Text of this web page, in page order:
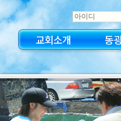
교회소개 동